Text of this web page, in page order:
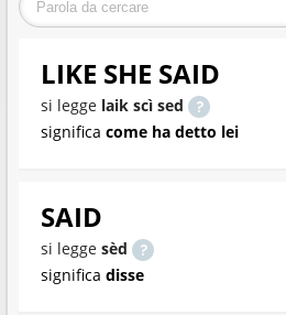
LIKE SHE SAID
si legge laik scì sed
significa come ha detto lei
SAID
si legge sèd
significa disse